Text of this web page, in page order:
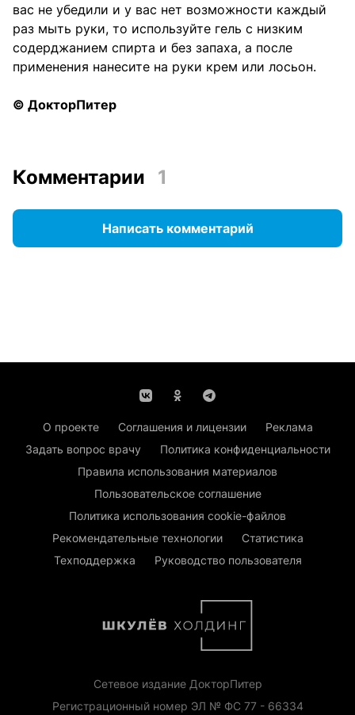
вас не убедили и у вас нет возможности каждый
раз мыть руки, то используйте гель с низким
содерджанием спирта и без запаха, а после
применения нанесите на руки крем или лосьон.
© ДокторПитер
Комментарии 1
Написать комментарий
О проекте Соглашения и лицензии
Реклама
Задать вопрос врачу
Политика конфиденциальности
Правила использования материалов
Пользовательское соглашение
Политика использования cookie-файлов
Рекомендательные технологии
Статистика
Техподдержка
Руководство пользователя
Сетевое издание ДокторПитер
Регистрационный номер ЭЛ № ФС 77 - 66334